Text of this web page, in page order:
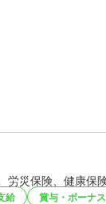
災保険、健康保
給 賞与・ボーナ